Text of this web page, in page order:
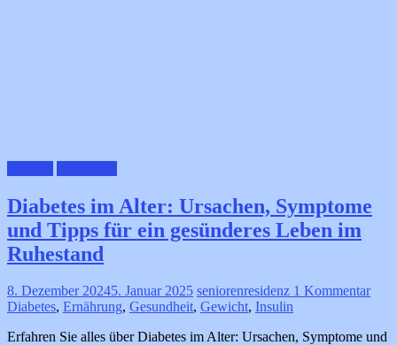
Diabetes im Alter: Ursachen, Symptome
und Tipps für ein gesünderes Leben im
Ruhestand
8. Dezember 20245. Januar 2025 seniorenresidenz 1 Kommentar
Diabetes, Ernährung, Gesundheit, Gewicht, Insulin
Erfahren Sie alles über Diabetes im Alter: Ursachen, Symptome und